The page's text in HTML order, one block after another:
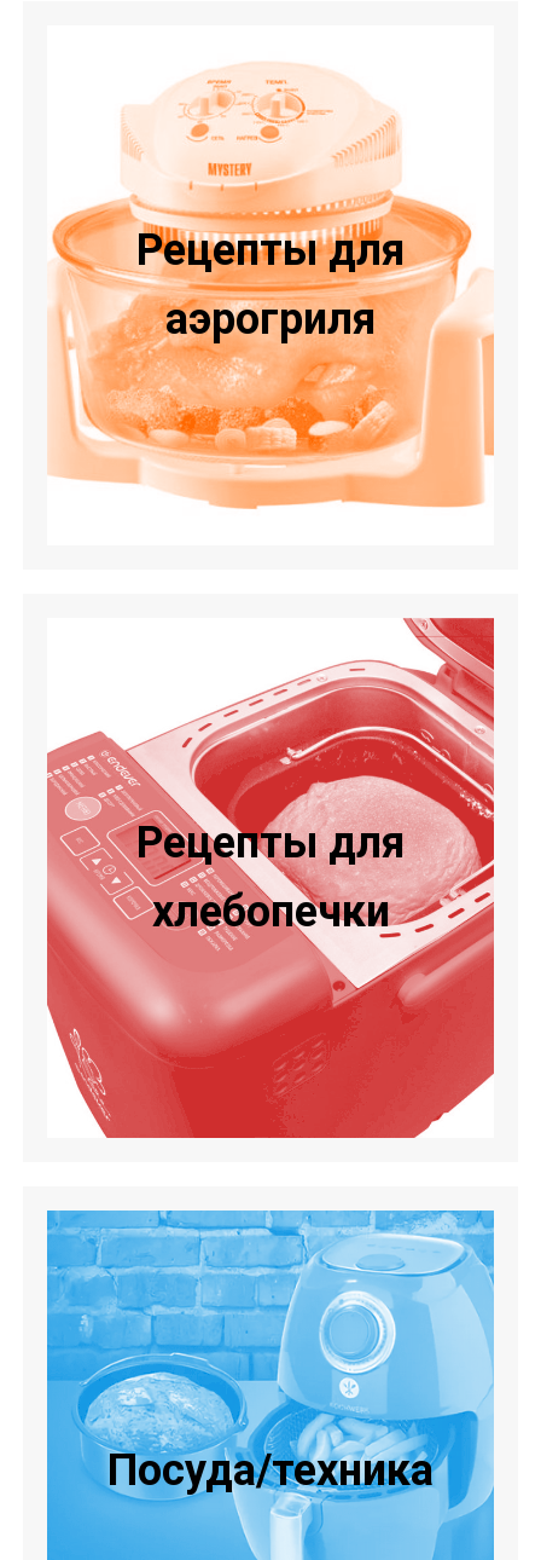
Рецепты для
аэрогриля
Рецепты для
хлебопечки
Посуда/техника